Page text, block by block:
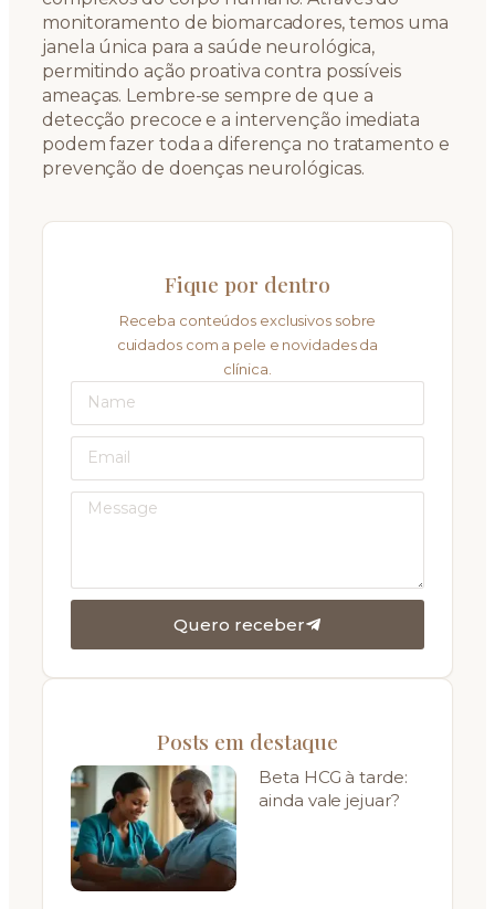
monitoramento de biomarcadores, temos uma
janela única para a saúde neurológica,
permitindo ação proativa contra possíveis
ameaças. Lembre-se sempre de que a
detecção precoce e a intervenção imediata
podem fazer toda a diferença no tratamento e
prevenção de doenças neurológicas.
Fique por dentro
Receba conteúdos exclusivos sobre
cuidados com a pele e novidades da
clínica.
Quero receber
Posts em destaque
Beta HCG à tarde:
ainda vale jejuar?